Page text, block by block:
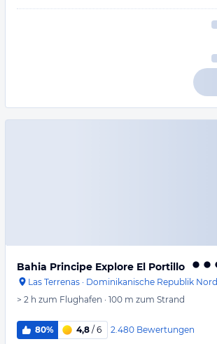
Bahia Principe Explore El Portillo
Las Terrenas · Dominikanische Republik
> 2 h zum Flughafen · 100 m zum Strand
80% 4,8 / 6 2.480 Bewertungen